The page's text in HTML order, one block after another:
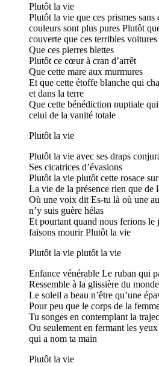
Plutôt la vie
Plutôt la vie que ces prismes sans
couleurs sont plus pures Plutôt
couverte que ces terribles
Que ces pierres blettes
Plutôt ce cœur à cran d’arrêt
Que cette mare aux murmures
Et que cette étoffe blanche qui
et dans la terre
Que cette bénédiction nuptiale
celui de la vanité totale
Plutôt la vie
Plutôt la vie avec ses draps
Ses cicatrices d’évasions
Plutôt la vie plutôt cette rosace
La vie de la présence rien que de
Où une voix dit Es-tu là où une
n’y suis guère hélas
Et pourtant quand nous ferions le
faisons mourir Plutôt la vie
Plutôt la vie plutôt la vie
Enfance vénérable Le ruban qui
Ressemble à la glissière du monde
Le soleil a beau n’être qu’une
Pour peu que le corps de la
Tu songes en contemplant la
Ou seulement en fermant les
qui a nom ta main
Plutôt la vie